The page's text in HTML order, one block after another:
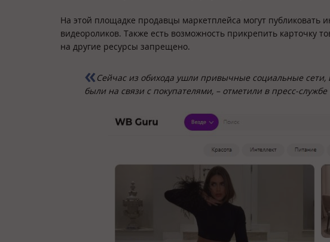
На этой площадке продавцы маркетплейса могут публиковать
видеороликов. Также есть возможность прикрепить карточку
на другие ресурсы запрещено.
Сейчас из обихода ушли привычные социальные
были на связи с покупателями, – отметили в пресс-